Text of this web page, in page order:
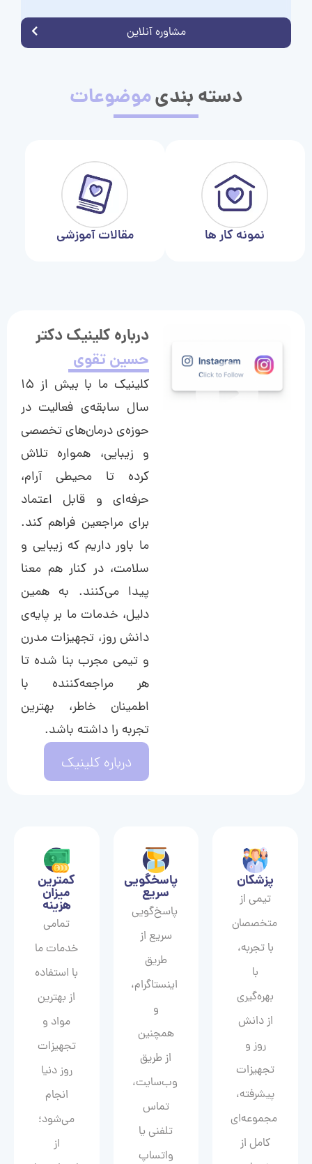
مشاوره آنلاین
دسته بندیموضوعات
نمونه کار ها مقالات آموزشی
درباره کلینیک دکتر
حسین تقوی
کلینیک ما با بیش از ۱۵
سال سابقه‌ی فعالیت در
حوزه‌ی درمان‌های تخصصی
و زیبایی، همواره تلاش
کرده تا محیطی آرام،
حرفه‌ای و قابل اعتماد
برای مراجعین فراهم کند.
ما باور داریم که زیبایی و
سلامت، در کنار هم معنا
پیدا می‌کنند. به همین
دلیل، خدمات ما بر پایه‌ی
دانش روز، تجهیزات مدرن
و تیمی مجرب بنا شده تا
هر مراجعه‌کننده با
اطمینان خاطر، بهترین
تجربه را داشته باشد.
درباره کلینیک
پزشکان
تیمی از
متخصصان
با تجربه،
با
بهره‌گیری
از دانش
روز و
تجهیزات
پیشرفته،
مجموعه‌ای
کامل از
پاسخگویی
سریع
پاسخ‌گویی
سریع از
طریق
اینستاگرام،
و
همچنین
از طریق
وب‌سایت،
تماس
تلفنی یا
واتساپ
کمترین
میزان
هزینه
تمامی
خدمات ما
با استفاده
از بهترین
مواد و
تجهیزات
روز دنیا
انجام
می‌شود؛
از